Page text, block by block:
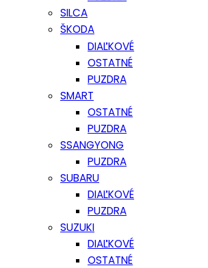
SILCA
ŠKODA
DIAĽKOVÉ
OSTATNÉ
PUZDRA
SMART
OSTATNÉ
PUZDRA
SSANGYONG
PUZDRA
SUBARU
DIAĽKOVÉ
PUZDRA
SUZUKI
DIAĽKOVÉ
OSTATNÉ